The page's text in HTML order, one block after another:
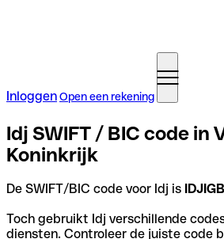
InloggenOpen een rekening
Idj SWIFT / BIC code in
Koninkrijk
De SWIFT/BIC code voor Idj is
Toch gebruikt Idj verschillende
diensten. Controleer de juiste code